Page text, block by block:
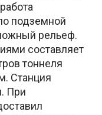
подземной
рельеф.
составляет
тоннеля
Станция
При